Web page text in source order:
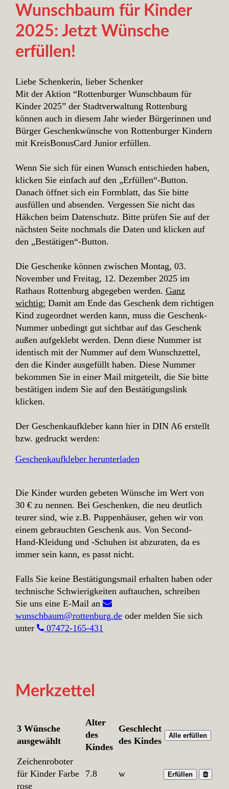
Wunschbaum für Kinder
2025: Jetzt Wünsche
erfüllen!
Liebe Schenkerin, lieber Schenker
Mit der Aktion “Rottenburger Wunschbaum für
Kinder 2025” der Stadtverwaltung Rottenburg
können auch in diesem Jahr wieder Bürgerinnen und
Bürger Geschenkwünsche von Rottenburger Kindern
mit KreisBonusCard Junior erfüllen.
Wenn Sie sich für einen Wunsch entschieden haben,
klicken Sie einfach auf den „Erfüllen“-Button.
Danach öffnet sich ein Formblatt, das Sie bitte
ausfüllen und absenden. Vergessen Sie nicht das
Häkchen beim Datenschutz. Bitte prüfen Sie auf der
nächsten Seite nochmals die Daten und klicken auf
den „Bestätigen“-Button.
Die Geschenke können zwischen Montag, 03.
November und Freitag, 12. Dezember 2025 im
Rathaus Rottenburg abgegeben werden. Ganz
wichtig: Damit am Ende das Geschenk dem richtigen
Kind zugeordnet werden kann, muss die Geschenk-
Nummer unbedingt gut sichtbar auf das Geschenk
außen aufgeklebt werden. Denn diese Nummer ist
identisch mit der Nummer auf dem Wunschzettel,
den die Kinder ausgefüllt haben. Diese Nummer
bekommen Sie in einer Mail mitgeteilt, die Sie bitte
bestätigen indem Sie auf den Bestätigungslink
klicken.
Der Geschenkaufkleber kann hier in DIN A6 erstellt
bzw. gedruckt werden:
Geschenkaufkleber herunterladen
Die Kinder wurden gebeten Wünsche im Wert von
30 € zu nennen. Bei Geschenken, die neu deutlich
teurer sind, wie z.B. Puppenhäuser, gehen wir von
einem gebrauchten Geschenk aus. Von Second-
Hand-Kleidung und -Schuhen ist abzuraten, da es
immer sein kann, es passt nicht.
Falls Sie keine Bestätigungsmail erhalten haben oder
technische Schwierigkeiten auftauchen, schreiben
Sie uns eine E-Mail an
wunschbaum@rottenburg.deoder melden Sie sich
unter
07472-165-431
Merkzettel
3 Wünsche
ausgewählt
Alter
des
Kindes
Geschlecht
des Kindes
Alle erfüllen
Zeichenroboter
für Kinder Farbe
rose
7.8 w Erfüllen